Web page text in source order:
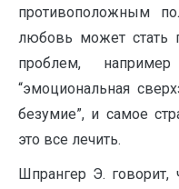
противоположным
любовь может стать
проблем, например
“эмоциональная
безумие”, и самое
это все лечить.
Шпрангер Э.